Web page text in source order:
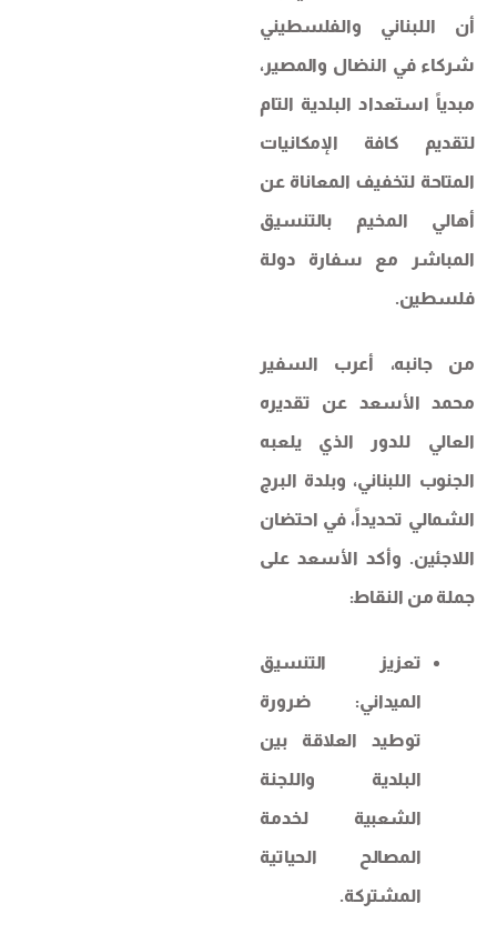
أن اللبناني والفلسطيني
شركاء في النضال والمصير،
مبدياً استعداد البلدية التام
لتقديم كافة الإمكانيات
المتاحة لتخفيف المعاناة عن
أهالي المخيم بالتنسيق
المباشر مع سفارة دولة
فلسطين.
من جانبه، أعرب السفير
محمد الأسعد عن تقديره
العالي للدور الذي يلعبه
الجنوب اللبناني، وبلدة البرج
الشمالي تحديداً، في احتضان
اللاجئين. وأكد الأسعد على
جملة من النقاط:
تعزيز التنسيق
الميداني: ضرورة
توطيد العلاقة بين
البلدية واللجنة
الشعبية لخدمة
المصالح الحياتية
المشتركة.